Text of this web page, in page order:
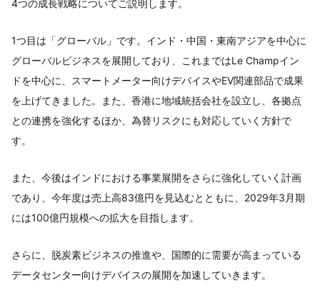
4つの成長戦略についてご説明します。
1つ目は「グローバル」です。インド・中国・東南アジアを中心に
グローバルビジネスを展開しており、これまではLe Champイン
ドを中心に、スマートメーター向けデバイスやEV関連部品で成果
を上げてきました。また、香港に地域統括会社を設立し、各拠点
との連携を強化するほか、為替リスクにも対応していく方針で
す。
また、今後はインドにおける事業展開をさらに強化していく計画
であり、今年度は売上高83億円を見込むとともに、2029年3月期
には100億円規模への拡大を目指します。
さらに、脱炭素ビジネスの推進や、国際的に需要が高まっている
データセンター向けデバイスの展開を加速していきます。